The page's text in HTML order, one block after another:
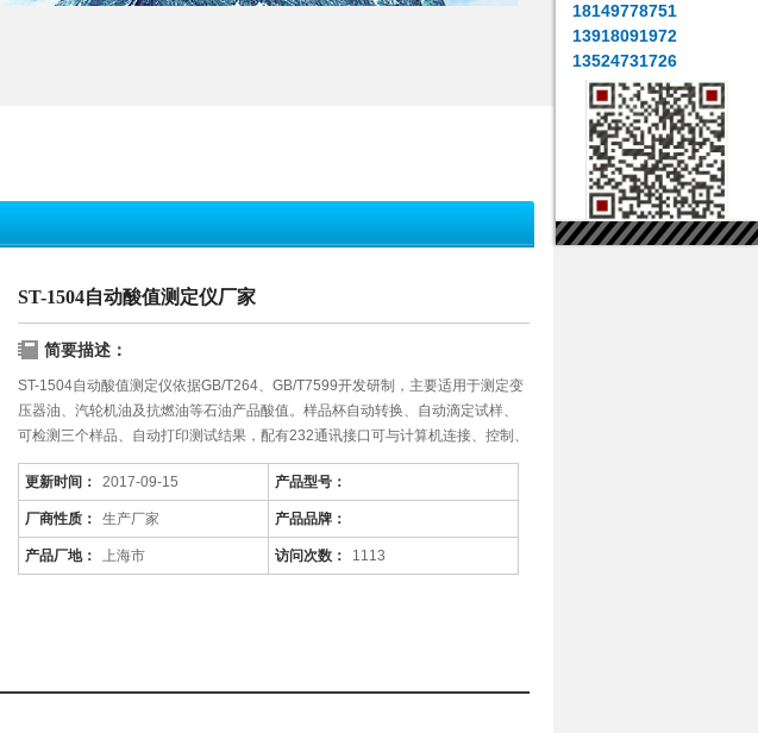
ST-1504自动酸值测定仪厂家
简要描述：
ST-1504自动酸值测定仪依据GB/T264、GB/T7599开发研制，主要适用于测定变
压器油、汽轮机油及抗燃油等石油产品酸值。样品杯自动转换、自动滴定试样、
可检测三个样品、自动打印测试结果，配有232通讯接口可与计算机连接、控制、
数据存储，稳定性能好，可广泛应用于电力、石油、化工、商检及科研等部门。
更新时间：
2017-09-15 产品型号：
厂商性质： 生产厂家 产品品牌：
产品厂地： 上海市 访问次数： 1113
18149778751
13918091972
13524731726